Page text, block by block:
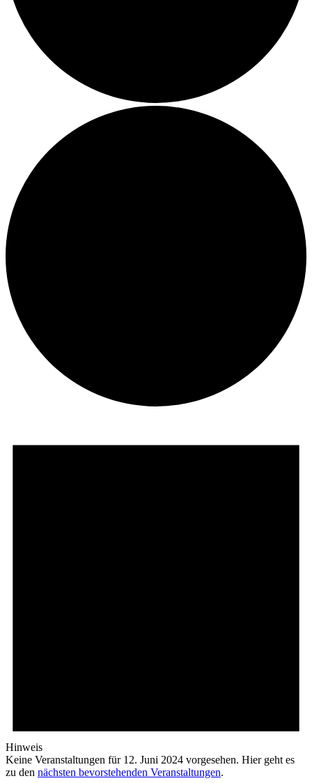
Hinweis
Keine Veranstaltungen für 12. Juni 2024 vorgesehen. Hier geht es
zu den nächsten bevorstehenden Veranstaltungen.